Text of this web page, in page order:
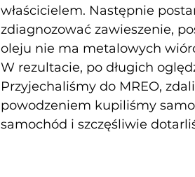
właścicielem. Następnie
zdiagnozować zawieszenie,
oleju nie ma metalowych
W rezultacie, po długich
Przyjechaliśmy do MREO,
powodzeniem kupiliśmy
samochód i szczęśliwie